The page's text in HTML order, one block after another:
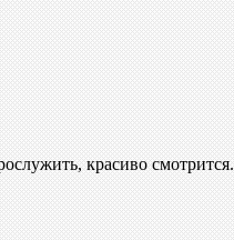
красиво смотрится.